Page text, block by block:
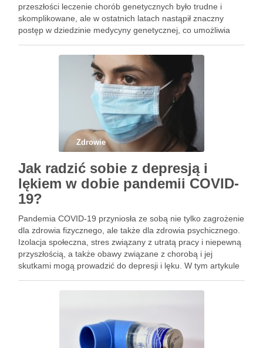
przeszłości leczenie chorób genetycznych było trudne i
skomplikowane, ale w ostatnich latach nastąpił znaczny
postęp w dziedzinie medycyny genetycznej, co umożliwia
genetycznych. Lekarze i specjaliści od zdrowia wykorzystują
terapię genową, terapię …
Zdrowie
Jak radzić sobie z depresją i
lękiem w dobie pandemii COVID-
19?
Pandemia COVID-19 przyniosła ze sobą nie tylko zagrożenie
dla zdrowia fizycznego, ale także dla zdrowia psychicznego.
Izolacja społeczna, stres związany z utratą pracy i niepewną
przyszłością, a także obawy związane z chorobą i jej
skutkami mogą prowadzić do depresji i lęku. W tym artykule